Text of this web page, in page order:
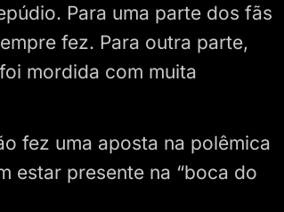
Para uma parte dos fãs
fez. Para outra parte,
mordida com muita
fez uma aposta na polêmica
estar presente na “boca do